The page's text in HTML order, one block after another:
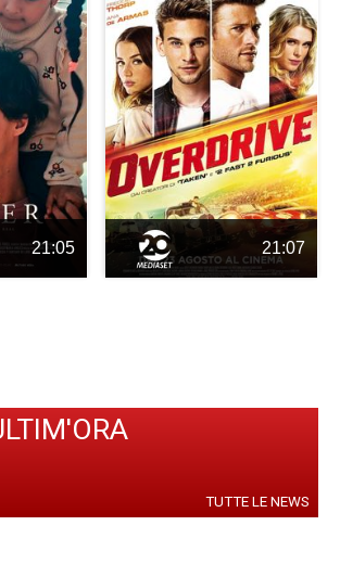
21:05 21:07
TUTTE LE NEWS